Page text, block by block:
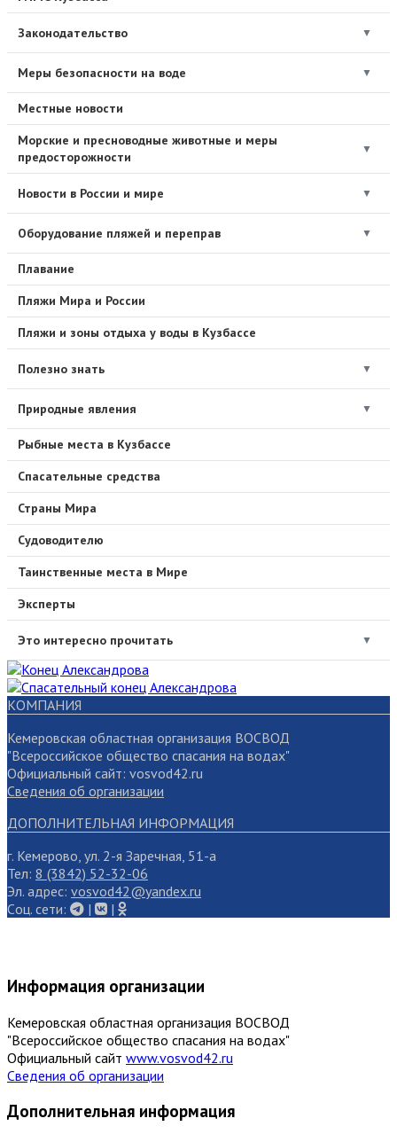
Законодательство ▼
Меры безопасности на воде ▼
Местные новости
Морские и пресноводные животные и меры
предосторожности
▼
Новости в России и мире ▼
Оборудование пляжей и переправ ▼
Плавание
Пляжи Мира и России
Пляжи и зоны отдыха у воды в Кузбассе
Полезно знать ▼
Природные явления ▼
Рыбные места в Кузбассе
Спасательные средства
Страны Мира
Судоводителю
Таинственные места в Мире
Эксперты
Это интересно прочитать ▼
КОМПАНИЯ
Кемеровская областная организация ВОСВОД
"Всероссийское общество спасания на водах"
Официальный сайт: vosvod42.ru
Сведения об организации
ДОПОЛНИТЕЛЬНАЯ ИНФОРМАЦИЯ
г. Кемерово, ул. 2-я Заречная, 51-а
Тел: 8 (3842) 52-32-06
Эл. адрес: vosvod42@yandex.ru
Cоц. сети:
| |
Информация организации
Кемеровская областная организация ВОСВОД
"Всероссийское общество спасания на водах"
Официальный сайт www.vosvod42.ru
Сведения об организации
Дополнительная информация